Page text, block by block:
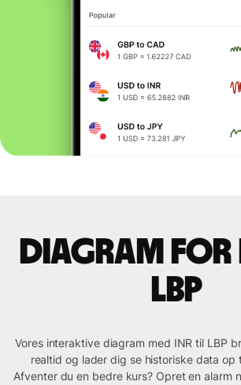
Diagram for
LBP
Vores interaktive diagram med INR til LBP
realtid og lader dig se historiske data op
Afventer du en bedre kurs? Opret en alarm